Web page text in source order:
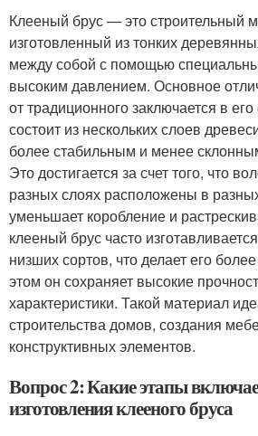
Клееный брус — это строительный
изготовленный из тонких
между собой с помощью
высоким давлением. Основное
от традиционного заключается в его
состоит из нескольких слоев
более стабильным и менее
Это достигается за счет того, что
разных слоях расположены в
уменьшает коробление и
клееный брус часто
низших сортов, что делает его
этом он сохраняет высокие
характеристики. Такой материал
строительства домов, создания
конструктивных элементов.
Вопрос 2: Какие этапы
изготовления клееного бруса